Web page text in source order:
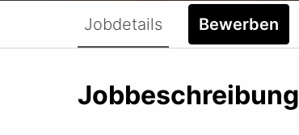
Jobdetails Bewerben
Jobbeschreibung